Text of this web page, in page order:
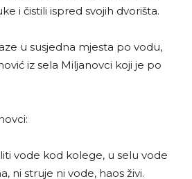
i čistili ispred svojih dvorišta.
u susjedna mjesta po vodu,
iz sela Miljanovci koji je po
vode kod kolege, u selu vode
ni struje ni vode, haos živi.